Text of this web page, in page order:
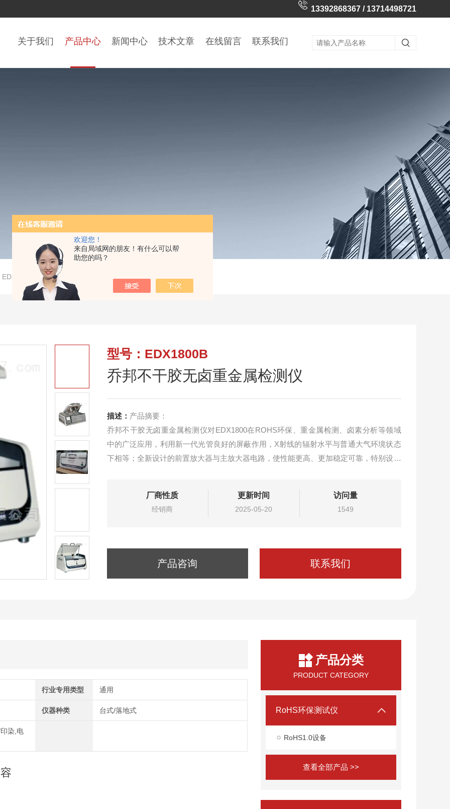
欢迎您！
来自局域网的朋友！有什么可以帮
助您的吗？
13392868367 / 13714498721
关于我们 产品中心 新闻中心 技术文章 在线留言 联系我们
EDX1800B乔邦不干胶无卤重金属检测仪
型号：EDX1800B
乔邦不干胶无卤重金属检测仪
描述： 产品摘要：
乔邦不干胶无卤重金属检测仪对EDX1800在ROHS环保、重金属检测、卤素分析等领域
中的广泛应用，利用新一代光管良好的屏蔽作用，X射线的辐射水平与普通大气环境状态
下相等；全新设计的前置放大器与主放大器电路，使性能更高、更加稳定可靠，特别设计
厂商性质
经销商
更新时间
2025-05-20
访问量
1549
产品咨询 联系我们
行业专用类型 通用
仪器种类 台式/落地式
染,电
产品分类
PRODUCT CATEGORY
RoHS环保测试仪
RoHS1.0设备
查看全部产品 >>